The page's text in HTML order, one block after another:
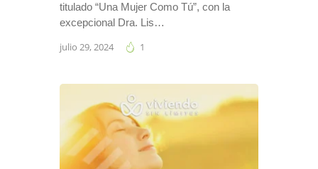
titulado “Una Mujer Como Tú”, con la
excepcional Dra. Lis…
julio 29, 2024 1